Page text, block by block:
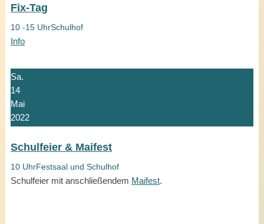
Fix-Tag
10 -15 UhrSchulhof
Info
Sa.
14
Mai
2022
Schulfeier & Maifest
10 UhrFestsaal und Schulhof
Schulfeier mit anschließendem Maifest.